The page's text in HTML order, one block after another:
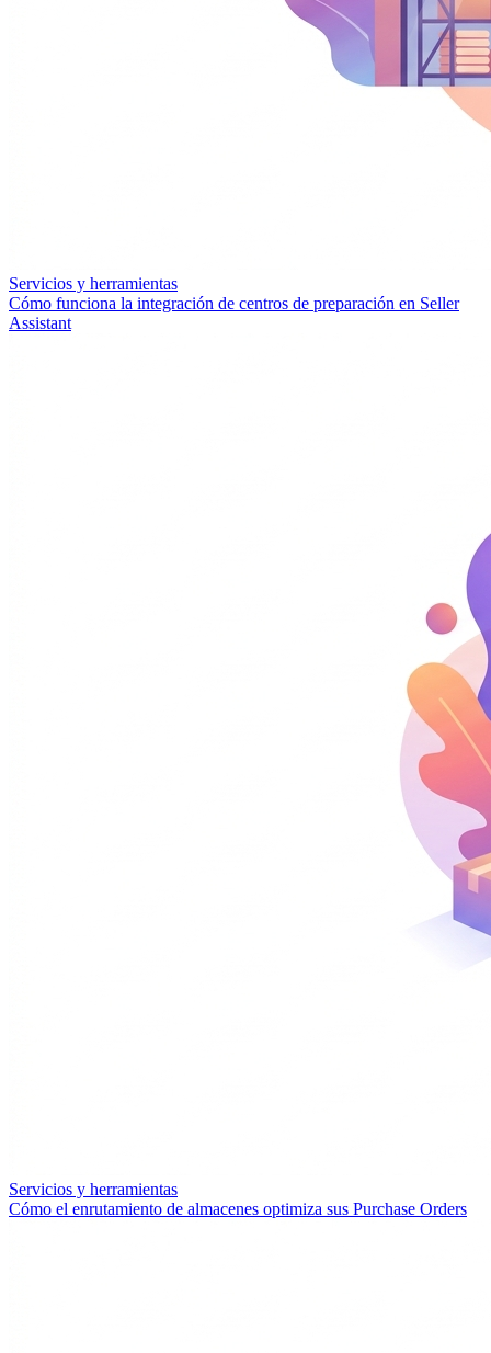
Servicios y herramientas
Cómo funciona la integración de centros de preparación en Seller
Assistant
Servicios y herramientas
Cómo el enrutamiento de almacenes optimiza sus Purchase Orders